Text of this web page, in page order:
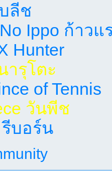
ลีช
Ippo ก้าวแ
Hunter
ารุโตะ
of Tennis
วันพีช
บอร์น